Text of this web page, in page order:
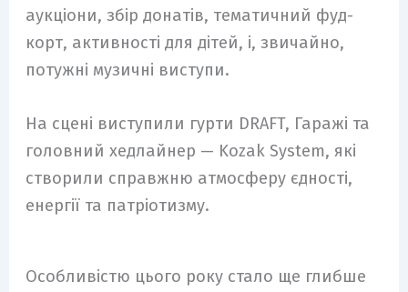
аукціони, збір донатів, тематичний фуд-
корт, активності для дітей, і, звичайно,
потужні музичні виступи.
На сцені виступили гурти DRAFT, Гаражі та
головний хедлайнер — Kozak System, які
створили справжню атмосферу єдності,
енергії та патріотизму.
Особливістю цього року стало ще глибше